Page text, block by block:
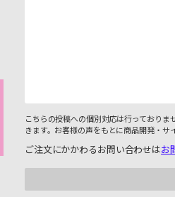
こちらの投稿への個別対応は行っており
きます。お客様の声をもとに商品開発・サ
ご注文にかかわるお問い合わせはお